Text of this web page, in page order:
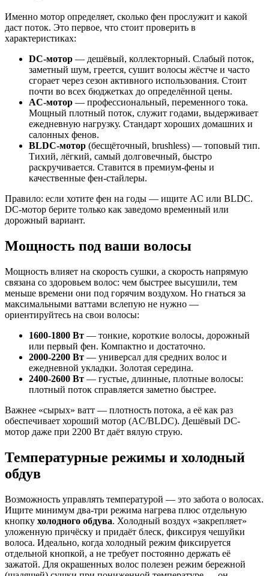
Именно мотор определяет, сколько фен прослужит и какой
даст поток. Это первое, что стоит проверить в
характеристиках:
DC-мотор — дешёвый, коллекторный. Слабый поток,
заметный шум, греется, сушит волосы жёстче и часто
сгорает через сезон активного использования. Стоит
почти во всех бюджетках до определённой цены.
AC-мотор — профессиональный, переменного тока.
Мощный плотный поток, служит годами, выдерживает
ежедневную нагрузку. Стандарт хороших домашних и
салонных фенов.
BLDC-мотор (бесщёточный, brushless) — топовый тип.
Тихий, лёгкий, самый долговечный, быстро
раскручивается. Ставится в премиум-фены и
качественные фен-стайлеры.
Правило: если хотите фен на годы — ищите AC или BLDC.
DC-мотор берите только как заведомо временный или
дорожный вариант.
Мощность под ваши волосы
Мощность влияет на скорость сушки, а скорость напрямую
связана со здоровьем волос: чем быстрее высушили, тем
меньше времени они под горячим воздухом. Но гнаться за
максимальными ваттами вслепую не нужно —
ориентируйтесь на свои волосы:
1600-1800 Вт — тонкие, короткие волосы, дорожный
или первый фен. Компактно и достаточно.
2000-2200 Вт — универсал для средних волос и
ежедневной укладки. Золотая середина.
2400-2600 Вт — густые, длинные, плотные волосы:
плотный поток справляется заметно быстрее.
Важнее «сырых» ватт — плотность потока, а её как раз
обеспечивает хороший мотор (AC/BLDC). Дешёвый DC-
мотор даже при 2200 Вт даёт вялую струю.
Температурные режимы и холодный
обдув
Возможность управлять температурой — это забота о волосах.
Ищите минимум два-три режима нагрева плюс отдельную
кнопку холодного обдува. Холодный воздух «закрепляет»
уложенную причёску и придаёт блеск, фиксируя чешуйки
волоса. Идеально, когда холодный режим фиксируется
отдельной кнопкой, а не требует постоянно держать её
зажатой. Для окрашенных волос полезен режим бережной